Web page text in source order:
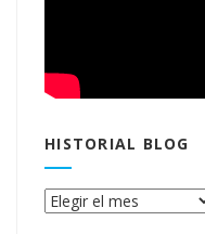
HISTORIAL BLOG
Historial